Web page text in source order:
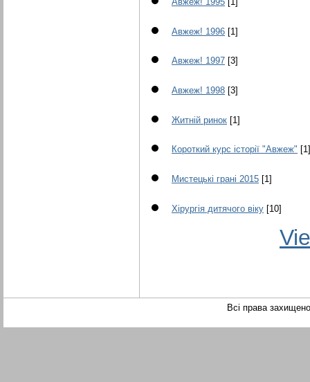
Авжеж! 1996 [1]
Авжеж! 1997 [3]
Авжеж! 1998 [3]
Житній ринок [1]
Короткий курс історії "Авжеж" [1]
Мистецькі грані 2015 [1]
Хірургія дитячого віку [10]
Всі права